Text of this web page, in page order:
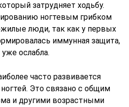
затрудняет ходьбу.
ногтевым грибком
люди, так как у первых
иммунная защита,
ослабла.
часто развивается
Это связано с общим
и другими возрастными